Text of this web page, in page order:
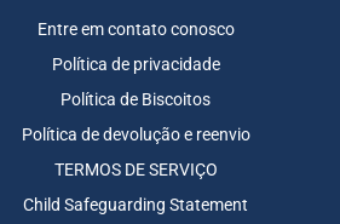
Entre em contato conosco
Política de privacidade
Política de Biscoitos
Política de devolução e reenvio
TERMOS DE SERVIÇO
Child Safeguarding Statement